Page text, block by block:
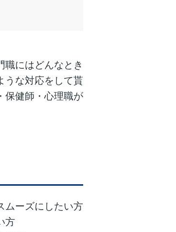
職にはどんなとき
うな対応をして貰
保健師・心理職が
ムーズにしたい方
方